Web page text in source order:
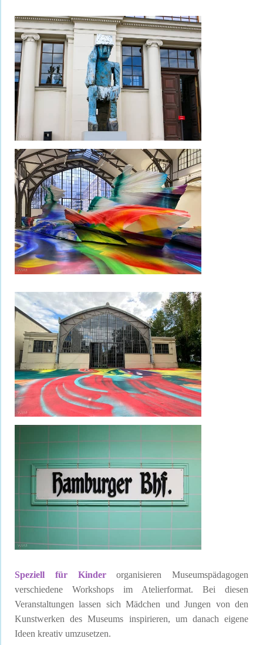
Speziell für Kinderorganisieren Museumspädagogen
verschiedene Workshops im Atelierformat. Bei diesen
Veranstaltungen lassen sich Mädchen und Jungen von den
Kunstwerken des Museums inspirieren, um danach eigene
Ideen kreativ umzusetzen.